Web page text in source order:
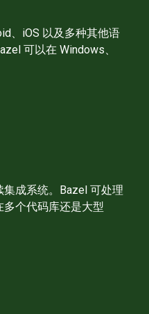
、iOS 以及多种其他语
可以在 Windows、
成系统。Bazel 可处理
个代码库还是大型